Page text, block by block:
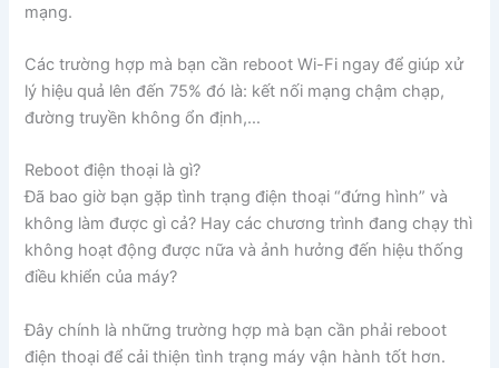
mạng.
Các trường hợp mà bạn cần reboot Wi-Fi ngay để giúp xử
lý hiệu quả lên đến 75% đó là: kết nối mạng chậm chạp,
đường truyền không ổn định,…
Reboot điện thoại là gì?
Đã bao giờ bạn gặp tình trạng điện thoại “đứng hình” và
không làm được gì cả? Hay các chương trình đang chạy thì
không hoạt động được nữa và ảnh hưởng đến hiệu thống
điều khiển của máy?
Đây chính là những trường hợp mà bạn cần phải reboot
điện thoại để cải thiện tình trạng máy vận hành tốt hơn.